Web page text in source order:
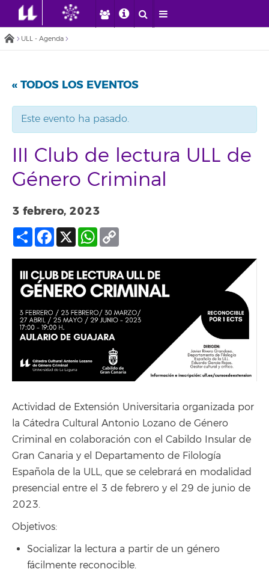
ULL - Agenda
« TODOS LOS EVENTOS
Este evento ha pasado.
III Club de lectura ULL de
Género Criminal
3 febrero, 2023
Compartir
Facebook
X WhatsApp
Actividad de Extensión Universitaria organizada por
la Cátedra Cultural Antonio Lozano de Género
Criminal en colaboración con el Cabildo Insular de
Gran Canaria y el Departamento de Filología
Española de la ULL, que se celebrará en modalidad
presencial entre el 3 de febrero y el 29 de junio de
2023.
Objetivos:
Socializar la lectura a partir de un género
fácilmente reconocible.